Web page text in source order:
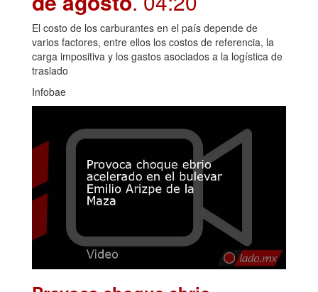
El costo de los carburantes en el país depende de
varios factores, entre ellos los costos de referencia, la
carga impositiva y los gastos asociados a la logística de
traslado
Infobae